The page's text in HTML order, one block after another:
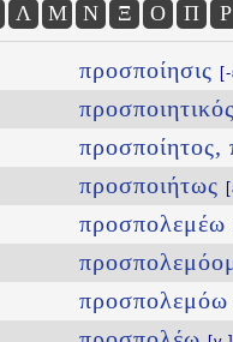
Λ Μ Ν Ξ Ο Π Ρ
προσποίησις
προσποιητικός
προσποίητος,
προσποιήτως
προσπολεμέω
προσπολεμόω